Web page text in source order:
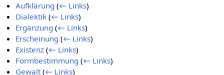
Aufklärung (← Links)
Dialektik (← Links)
Ergänzung (← Links)
Erscheinung (← Links)
Existenz (← Links)
Formbestimmung (← Links)
Gewalt (← Links)